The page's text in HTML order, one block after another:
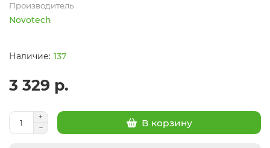
Производитель
Novotech
137
3 329 р.
В корзину